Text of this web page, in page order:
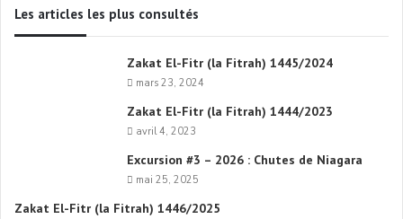
Les articles les plus consultés
Zakat El-Fitr (la Fitrah) 1445/2024
mars 23, 2024
Zakat El-Fitr (la Fitrah) 1444/2023
avril 4, 2023
Excursion #3 – 2026 : Chutes de Niagara
mai 25, 2025
Zakat El-Fitr (la Fitrah) 1446/2025